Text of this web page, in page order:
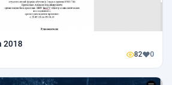
2018
82 0